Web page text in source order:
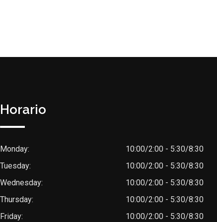
Horario
Monday:
10:00/2:00 - 5:30/8:30
Tuesday:
10:00/2:00 - 5:30/8:30
Wednesday:
10:00/2:00 - 5:30/8:30
Thursday:
10:00/2:00 - 5:30/8:30
Friday:
10:00/2:00 - 5:30/8:30